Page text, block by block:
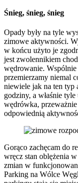
Śnieg, śnieg, śnieg
Opady były na tyle
zimowe aktywności.
w końcu użyto je
jest zwolennikiem
wędrowanie.
przemierzamy niemal
niewiele jak na ten typ
godziny, a właśnie
wędrówka,
odpowiednią
Gorąco zachęcam do
wręcz stan oblężenia
zmian w
Parking na Wólce